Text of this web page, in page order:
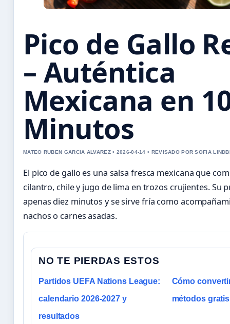
Pico de Gallo
– Auténtica
Mexicana en
Minutos
MATEO RUBEN GARCIA ALVAREZ • 2026-04-14 • REVISADO POR SOFIA
El pico de gallo es una salsa fresca mexicana que
cilantro, chile y jugo de lima en trozos crujientes. Su
apenas diez minutos y se sirve fría como
nachos o carnes asadas.
NO TE PIERDAS ESTOS
Partidos UEFA Nations League:
calendario 2026-2027 y
resultados
Cómo
métodos